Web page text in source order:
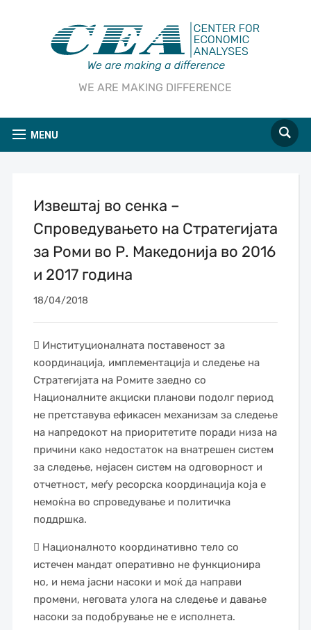
WE ARE MAKING DIFFERENCE
MENU
Извештај во сенка –
Спроведувањето на Стратегијата
за Роми во Р. Македонија во 2016
и 2017 година
18/04/2018
 Институционалната поставеност за
координација, имплементација и следење на
Стратегијата на Ромите заедно со
Националните акциски планови подолг период
не претставува ефикасен механизам за следење
на напредокот на приоритетите поради низа на
причини како недостаток на внатрешен систем
за следење, нејасен систем на одговорност и
отчетност, меѓу ресорска координација која е
немоќна во спроведување и политичка
поддршка.
 Националното координативно тело со
истечен мандат оперативно не функционира
но, и нема јасни насоки и моќ да направи
промени, неговата улога на следење и давање
насоки за подобрување не е исполнета.